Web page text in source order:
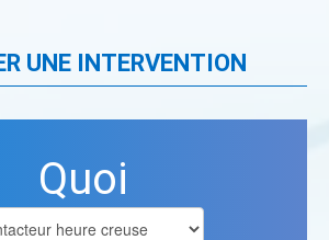
UNE INTERVENTION
Quoi